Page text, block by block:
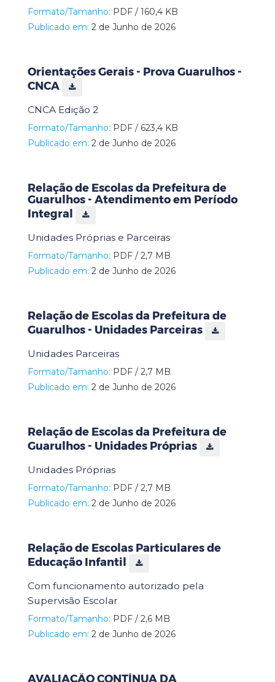
Formato/Tamanho: PDF / 160,4 KB
Publicado em: 2 de Junho de 2026
Orientações Gerais - Prova Guarulhos -
CNCA
CNCA Edição 2
Formato/Tamanho: PDF / 623,4 KB
Publicado em: 2 de Junho de 2026
Relação de Escolas da Prefeitura de
Guarulhos - Atendimento em Período
Integral
Unidades Próprias e Parceiras
Formato/Tamanho: PDF / 2,7 MB
Publicado em: 2 de Junho de 2026
Relação de Escolas da Prefeitura de
Guarulhos - Unidades Parceiras
Unidades Parceiras
Formato/Tamanho: PDF / 2,7 MB
Publicado em: 2 de Junho de 2026
Relação de Escolas da Prefeitura de
Guarulhos - Unidades Próprias
Unidades Próprias
Formato/Tamanho: PDF / 2,7 MB
Publicado em: 2 de Junho de 2026
Relação de Escolas Particulares de
Educação Infantil
Com funcionamento autorizado pela
Supervisão Escolar
Formato/Tamanho: PDF / 2,6 MB
Publicado em: 2 de Junho de 2026
AVALIAÇÃO CONTÍNUA DA